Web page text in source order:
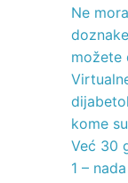
Ne
možete
kome
Već 30
1 –